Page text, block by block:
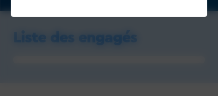
Liste des engagés